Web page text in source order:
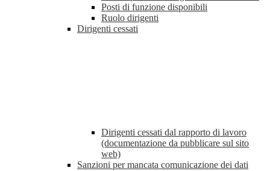
Posti di funzione disponibili
Ruolo dirigenti
Dirigenti cessati
Dirigenti cessati dal rapporto di lavoro
(documentazione da pubblicare sul sito
web)
Sanzioni per mancata comunicazione dei dati